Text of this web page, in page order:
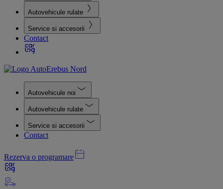
Autovehicule rulate
Service si accesorii
Contact
Autovehicule noi
Autovehicule rulate
Service si accesorii
Contact
Rezerva o programare